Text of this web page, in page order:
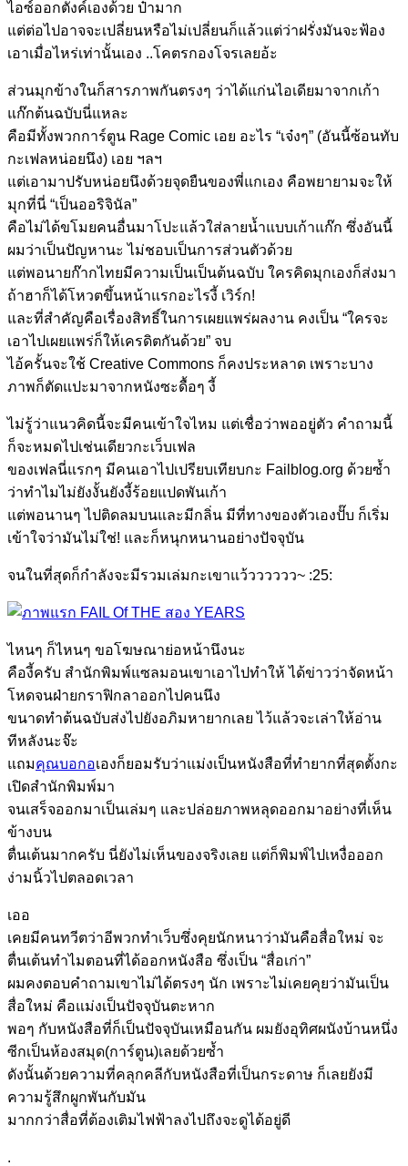
ไอซ์ออกตังค์เองด้วย ป๋ามาก
แต่ต่อไปอาจจะเปลี่ยนหรือไม่เปลี่ยนก็แล้วแต่ว่าฝรั่งมันจะฟ้อง
เอาเมื่อไหร่เท่านั้นเอง ..โคตรกองโจรเลยอ้ะ
ส่วนมุกข้างในก็สารภาพกันตรงๆ ว่าได้แก่นไอเดียมาจากเก้า
แก๊กต้นฉบับนี่แหละ
คือมีทั้งพวกการ์ตูน Rage Comic เอย อะไร “เจ๋งๆ” (อันนี้ซ้อนทับ
กะเฟลหน่อยนึง) เอย ฯลฯ
แต่เอามาปรับหน่อยนึงด้วยจุดยืนของพี่แกเอง คือพยายามจะให้
มุกที่นี่ “เป็นออริจินัล”
คือไม่ได้ขโมยคนอื่นมาโปะแล้วใส่ลายน้ำแบบเก้าแก๊ก ซึ่งอันนี้
ผมว่าเป็นปัญหานะ ไม่ชอบเป็นการส่วนตัวด้วย
แต่พอนายก๊ากไทยมีความเป็นเป็นต้นฉบับ ใครคิดมุกเองก็ส่งมา
ถ้าฮาก็ได้โหวตขึ้นหน้าแรกอะไรงี้ เวิร์ก!
และที่สำคัญคือเรื่องสิทธิ์ในการเผยแพร่ผลงาน คงเป็น “ใครจะ
เอาไปเผยแพร่ก็ให้เครดิตกันด้วย” จบ
ไอ้ครั้นจะใช้ Creative Commons ก็คงประหลาด เพราะบาง
ภาพก็ตัดแปะมาจากหนังซะดื้อๆ งี้
ไม่รู้ว่าแนวคิดนี้จะมีคนเข้าใจไหม แต่เชื่อว่าพออยู่ตัว คำถามนี้
ก็จะหมดไปเช่นเดียวกะเว็บเฟล
ของเฟลนี่แรกๆ มีคนเอาไปเปรียบเทียบกะ Failblog.org ด้วยซ้ำ
ว่าทำไมไม่ยังงั้นยังงี้ร้อยแปดพันเก้า
แต่พอนานๆ ไปติดลมบนและมีกลิ่น มีที่ทางของตัวเองปั๊บ ก็เริ่ม
เข้าใจว่ามันไม่ใช่! และก็หนุกหนานอย่างปัจจุบัน
จนในที่สุดก็กำลังจะมีรวมเล่มกะเขาแว้วววววว~ :25:
ไหนๆ ก็ไหนๆ ขอโฆษณาย่อหน้านึงนะ
คืองี้ครับ สำนักพิมพ์แซลมอนเขาเอาไปทำให้ ได้ข่าวว่าจัดหน้า
โหดจนฝ่ายกราฟิกลาออกไปคนนึง
ขนาดทำต้นฉบับส่งไปยังอภิมหายากเลย ไว้แล้วจะเล่าให้อ่าน
ทีหลังนะจ๊ะ
แถมคุณบอกอเองก็ยอมรับว่าแม่งเป็นหนังสือที่ทำยากที่สุดตั้งกะ
เปิดสำนักพิมพ์มา
จนเสร็จออกมาเป็นเล่มๆ และปล่อยภาพหลุดออกมาอย่างที่เห็น
ข้างบน
ตื่นเต้นมากครับ นี่ยังไม่เห็นของจริงเลย แต่ก็พิมพ์ไปเหงื่อออก
ง่ามนิ้วไปตลอดเวลา
เออ
เคยมีคนทวีตว่าอีพวกทำเว็บซึ่งคุยนักหนาว่ามันคือสื่อใหม่ จะ
ตื่นเต้นทำไมตอนที่ได้ออกหนังสือ ซึ่งเป็น “สื่อเก่า”
ผมคงตอบคำถามเขาไม่ได้ตรงๆ นัก เพราะไม่เคยคุยว่ามันเป็น
สื่อใหม่ คือแม่งเป็นปัจจุบันตะหาก
พอๆ กับหนังสือที่ก็เป็นปัจจุบันเหมือนกัน ผมยังอุทิศผนังบ้านหนึ่ง
ซีกเป็นห้องสมุด(การ์ตูน)เลยด้วยซ้ำ
ดังนั้นด้วยความที่คลุกคลีกับหนังสือที่เป็นกระดาษ ก็เลยยังมี
ความรู้สึกผูกพันกับมัน
มากกว่าสื่อที่ต้องเติมไฟฟ้าลงไปถึงจะดูได้อยู่ดี
.